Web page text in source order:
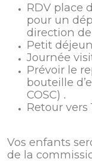
RDV place
pour un
direction
Petit
Journée
Prévoir le
bouteille
COSC) .
Retour vers
Vos enfants
de la